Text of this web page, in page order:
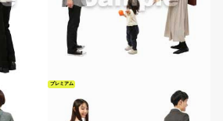
プレミアム